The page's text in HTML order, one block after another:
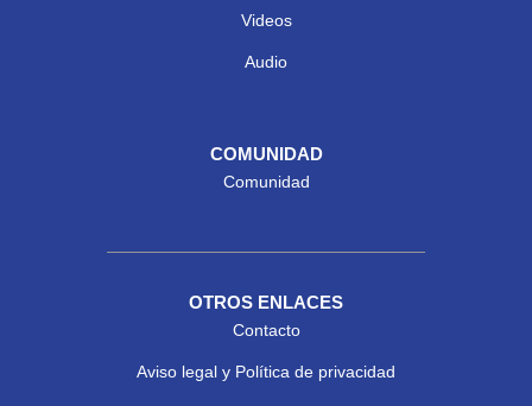
Videos
Audio
COMUNIDAD
Comunidad
OTROS ENLACES
Contacto
Aviso legal y Política de privacidad